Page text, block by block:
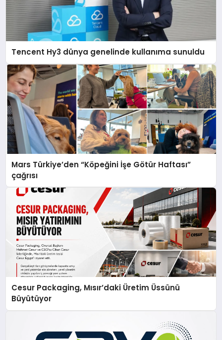
Tencent Hy3 dünya genelinde kullanıma sunuldu
Mars Türkiye’den “Köpeğini İşe Götür Haftası”
çağrısı
Cesur Packaging, Mısır’daki Üretim Üssünü
Büyütüyor